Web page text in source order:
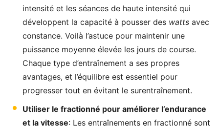
intensité et les séances de haute intensité qui
développent la capacité à pousser des watts avec
constance. Voilà l’astuce pour maintenir une
puissance moyenne élevée les jours de course.
Chaque type d’entraînement a ses propres
avantages, et l’équilibre est essentiel pour
progresser tout en évitant le surentraînement.
Utiliser le fractionné pour améliorer l’endurance
et la vitesse: Les entraînements en fractionné sont